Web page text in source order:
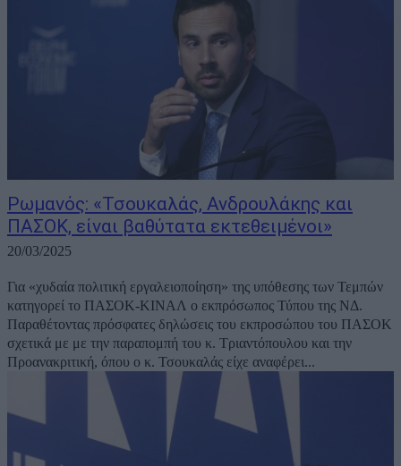
Ρωμανός: «Τσουκαλάς, Ανδρουλάκης και
ΠΑΣΟΚ, είναι βαθύτατα εκτεθειμένοι»
20/03/2025
Για «χυδαία πολιτική εργαλειοποίηση» της υπόθεσης των Τεμπών
κατηγορεί το ΠΑΣΟΚ-ΚΙΝΑΛ ο εκπρόσωπος Τύπου της ΝΔ.
Παραθέτοντας πρόσφατες δηλώσεις του εκπροσώπου του ΠΑΣΟΚ
σχετικά με με την παραπομπή του κ. Τριαντόπουλου και την
Προανακριτική, όπου ο κ. Τσουκαλάς είχε αναφέρει...